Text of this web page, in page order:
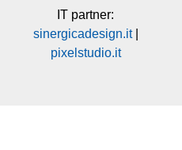
IT partner:
sinergicadesign.it|
pixelstudio.it